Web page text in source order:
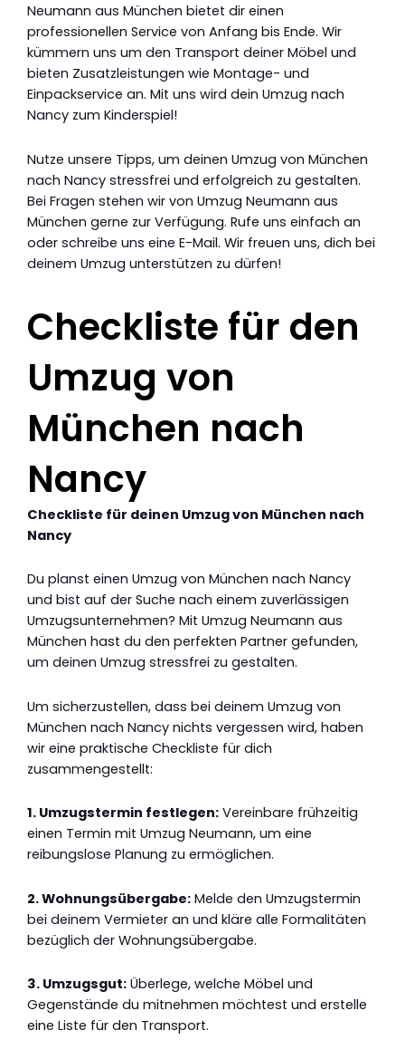
Neumann aus München bietet dir einen
professionellen Service von Anfang bis Ende. Wir
kümmern uns um den Transport deiner Möbel und
bieten Zusatzleistungen wie Montage- und
Einpackservice an. Mit uns wird dein Umzug nach
Nancy zum Kinderspiel!
Nutze unsere Tipps, um deinen Umzug von München
nach Nancy stressfrei und erfolgreich zu gestalten.
Bei Fragen stehen wir von Umzug Neumann aus
München gerne zur Verfügung. Rufe uns einfach an
oder schreibe uns eine E-Mail. Wir freuen uns, dich bei
deinem Umzug unterstützen zu dürfen!
Checkliste für den
Umzug von
München nach
Nancy
Checkliste für deinen Umzug von München nach
Nancy
Du planst einen Umzug von München nach Nancy
und bist auf der Suche nach einem zuverlässigen
Umzugsunternehmen? Mit Umzug Neumann aus
München hast du den perfekten Partner gefunden,
um deinen Umzug stressfrei zu gestalten.
Um sicherzustellen, dass bei deinem Umzug von
München nach Nancy nichts vergessen wird, haben
wir eine praktische Checkliste für dich
zusammengestellt:
1. Umzugstermin festlegen: Vereinbare frühzeitig
einen Termin mit Umzug Neumann, um eine
reibungslose Planung zu ermöglichen.
2. Wohnungsübergabe: Melde den Umzugstermin
bei deinem Vermieter an und kläre alle Formalitäten
bezüglich der Wohnungsübergabe.
3. Umzugsgut: Überlege, welche Möbel und
Gegenstände du mitnehmen möchtest und erstelle
eine Liste für den Transport.